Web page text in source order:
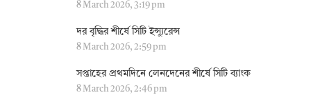
8 March 2026, 3:19 pm
দর বৃদ্ধির শীর্ষে সিটি ইন্স্যুরেন্স
8 March 2026, 2:59 pm
সপ্তাহের প্রথমদিনে লেনদেনের শীর্ষে সিটি ব্যাংক
8 March 2026, 2:46 pm